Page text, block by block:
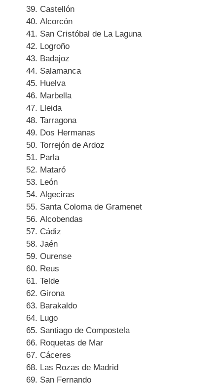
Castellón
Alcorcón
San Cristóbal de La Laguna
Logroño
Badajoz
Salamanca
Huelva
Marbella
Lleida
Tarragona
Dos Hermanas
Torrejón de Ardoz
Parla
Mataró
León
Algeciras
Santa Coloma de Gramenet
Alcobendas
Cádiz
Jaén
Ourense
Reus
Telde
Girona
Barakaldo
Lugo
Santiago de Compostela
Roquetas de Mar
Cáceres
Las Rozas de Madrid
San Fernando